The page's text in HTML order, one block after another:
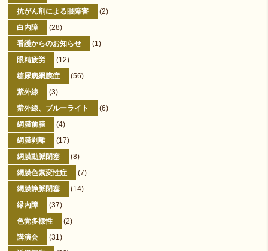
抗がん剤による眼障害
(2)
白内障
(28)
看護からのお知らせ
(1)
眼精疲労
(12)
糖尿病網膜症
(56)
紫外線
(3)
紫外線、ブルーライト
(6)
網膜前膜
(4)
網膜剥離
(17)
網膜動脈閉塞
(8)
網膜色素変性症
(7)
網膜静脈閉塞
(14)
緑内障
(37)
色覚多様性
(2)
講演会
(31)